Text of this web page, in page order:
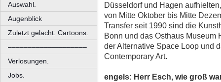
Auswahl.
Augenblick
Zuletzt gelacht: Cartoons.
––––––––––––––––––––
Verlosungen.
Jobs.
Düsseldorf und Hagen
von Mitte Oktober bis Mitte
Transfer seit 1990 sind die
Bonn und das Osthaus Museum
der Alternative Space Loop und
Contemporary Art.
engels: Herr Esch, wie groß